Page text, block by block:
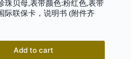
珠贝母,表带颜色:粉红色,表带
际联保卡，说明书 (附件齐
Add to cart